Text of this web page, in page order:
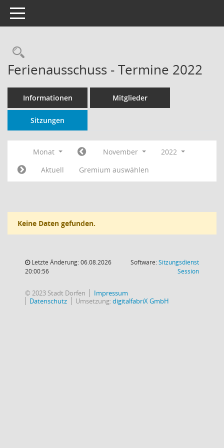
Toggle navigation
Rechercheauswahl
Ferienausschuss - Termine 2022
Informationen Mitglieder
Sitzungen
Monat November
2022
Aktuell
Gremium auswählen
Keine Daten gefunden.
Letzte Änderung: 06.08.2026
20:00:56
Software:Sitzungsdienst
Session(Wird in
© 2023 Stadt Dorfen
Impressum
Datenschutz
Umsetzung:digitalfabriX GmbH